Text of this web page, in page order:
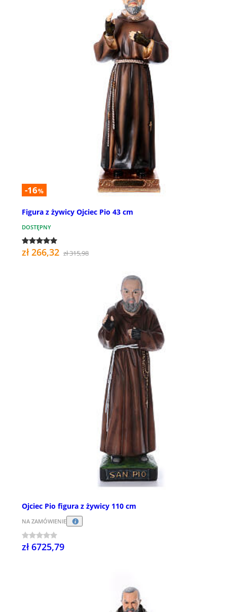
-16%
Figura z żywicy Ojciec Pio 43 cm
DOSTĘPNY
zł 266,32 zł 315,98
Ojciec Pio figura z żywicy 110 cm
NA ZAMÓWIENIE
zł 6725,79